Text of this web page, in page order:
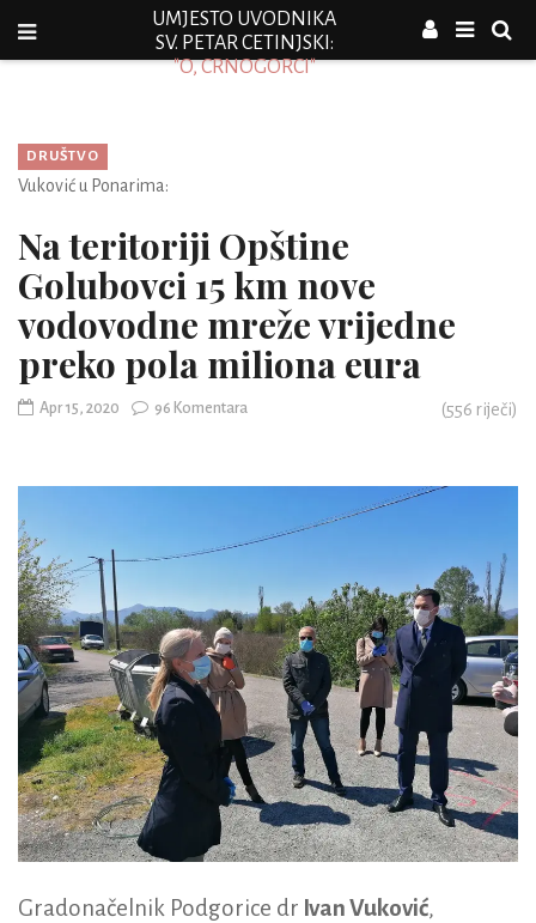
UMJESTO UVODNIKA
SV. PETAR CETINJSKI:
"O, CRNOGORCI"
DRUŠTVO
Vuković u Ponarima:
Na teritoriji Opštine
Golubovci 15 km nove
vodovodne mreže vrijedne
preko pola miliona eura
Apr 15, 2020 96 Komentara (556 riječi)
Gradonačelnik Podgorice dr Ivan Vuković,